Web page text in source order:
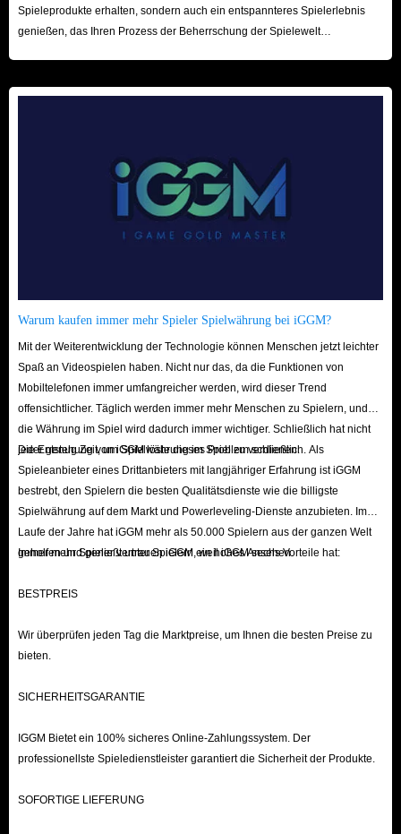
Spieleprodukte erhalten, sondern auch ein entspannteres Spielerlebnis
genießen, das Ihren Prozess der Beherrschung der Spielewelt
Warum kaufen immer mehr Spieler Spielwährung bei iGGM?
Mit der Weiterentwicklung der Technologie können Menschen jetzt leichter
Spaß an Videospielen haben. Nicht nur das, da die Funktionen von
Mobiltelefonen immer umfangreicher werden, wird dieser Trend
offensichtlicher. Täglich werden immer mehr Menschen zu Spielern, und
die Währung im Spiel wird dadurch immer wichtiger. Schließlich hat nicht
jeder genug Zeit, um Spielwährung im Spiel zu verdienen.
Die Entstehung von iGGM löste dieses Problem schließlich. Als
Spieleanbieter eines Drittanbieters mit langjähriger Erfahrung ist iGGM
bestrebt, den Spielern die besten Qualitätsdienste wie die billigste
Spielwährung auf dem Markt und Powerleveling-Dienste anzubieten. Im
Laufe der Jahre hat iGGM mehr als 50.000 Spielern aus der ganzen Welt
geholfen und genießt unter Spielern ein hohes Ansehen.
Immer mehr Spieler vertrauen iGGM, weil iGGM sechs Vorteile hat:
BESTPREIS
Wir überprüfen jeden Tag die Marktpreise, um Ihnen die besten Preise zu
bieten.
SICHERHEITSGARANTIE
IGGM Bietet ein 100% sicheres Online-Zahlungssystem. Der
professionellste Spieledienstleister garantiert die Sicherheit der Produkte.
SOFORTIGE LIEFERUNG